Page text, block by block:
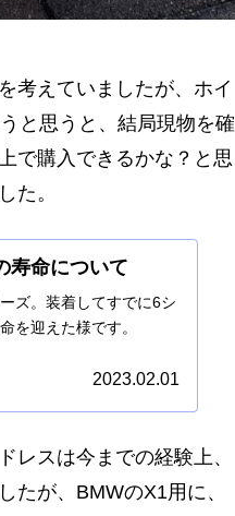
考えていましたが、ホイ
と思うと、結局現物を確
で購入できるかな？と思
た。
寿命について
ズ。装着してすでに6シ
を迎えた様です。
2023.02.01
レスは今までの経験上、
たが、BMWのX1用に、